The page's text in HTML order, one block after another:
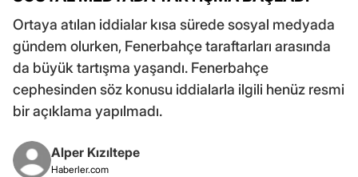
Ortaya atılan iddialar kısa sürede sosyal medyada
gündem olurken, Fenerbahçe taraftarları arasında
da büyük tartışma yaşandı. Fenerbahçe
cephesinden söz konusu iddialarla ilgili henüz resmi
bir açıklama yapılmadı.
Alper Kızıltepe
Haberler.com